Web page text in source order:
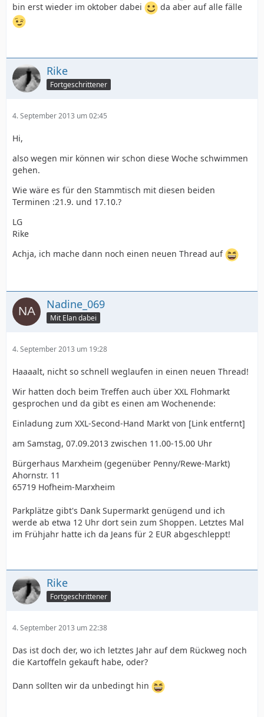
bin erst wieder im oktober dabei
da aber auf alle fälle
Rike
Fortgeschrittener
4. September 2013 um 02:45
Hi,
also wegen mir können wir schon diese Woche schwimmen
gehen.
Wie wäre es für den Stammtisch mit diesen beiden
Terminen :21.9. und 17.10.?
LG
Rike
Achja, ich mache dann noch einen neuen Thread auf
Nadine_069
Mit Elan dabei
4. September 2013 um 19:28
Haaaalt, nicht so schnell weglaufen in einen neuen Thread!
Wir hatten doch beim Treffen auch über XXL Flohmarkt
gesprochen und da gibt es einen am Wochenende:
Einladung zum XXL-Second-Hand Markt von [Link entfernt]
am Samstag, 07.09.2013 zwischen 11.00-15.00 Uhr
Bürgerhaus Marxheim (gegenüber Penny/Rewe-Markt)
Ahornstr. 11
65719 Hofheim-Marxheim
Parkplätze gibt's Dank Supermarkt genügend und ich
werde ab etwa 12 Uhr dort sein zum Shoppen. Letztes Mal
im Frühjahr hatte ich da Jeans für 2 EUR abgeschleppt!
Rike
Fortgeschrittener
4. September 2013 um 22:38
Das ist doch der, wo ich letztes Jahr auf dem Rückweg noch
die Kartoffeln gekauft habe, oder?
Dann sollten wir da unbedingt hin